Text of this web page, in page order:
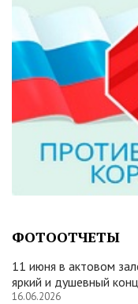
ФОТООТЧЕТЫ
11 июня в актовом
яркий и душевный
16.06.2026